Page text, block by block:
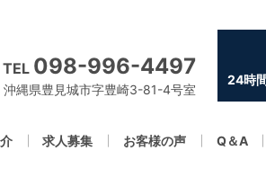
求人募集 お客様の声 Q＆A
TEL 098-996-4497
縄県豊見城市字豊崎3-81-4号室
24時